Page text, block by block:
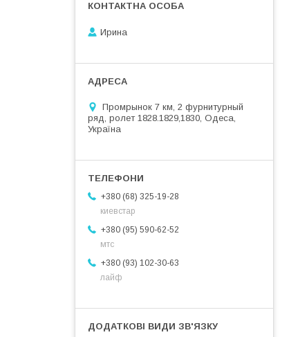
Ирина
Промрынок 7 км, 2 фурнитурный
ряд, ролет 1828.1829,1830, Одеса,
Україна
+380 (68) 325-19-28
киевстар
+380 (95) 590-62-52
мтс
+380 (93) 102-30-63
лайф